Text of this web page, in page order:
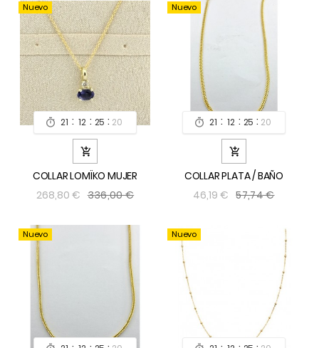
Nuevo
 21 : 12 : 25 : 19

COLLAR LOMÏKO MUJER
268,80 € 336,00 €
Nuevo
 21 : 12 : 25 : 19

COLLAR PLATA / BAÑO
46,19 € 57,74 €
Nuevo Nuevo